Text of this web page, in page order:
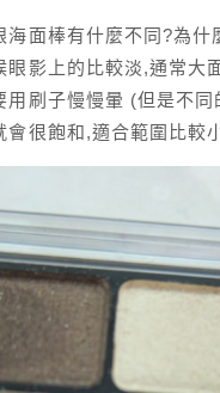
海面棒有什麼不同?為
眼影上的比較淡,通常大
用刷子慢慢暈 (但是不
會很飽和,適合範圍比較